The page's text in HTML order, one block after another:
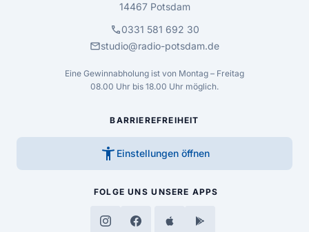
14467 Potsdam
call0331 581 692 30
mailstudio@radio-potsdam.de
Eine Gewinnabholung ist von Montag – Freitag
08.00 Uhr bis 18.00 Uhr möglich.
BARRIEREFREIHEIT
accessibility_new Einstellungen öffnen
FOLGE UNS UNSERE APPS